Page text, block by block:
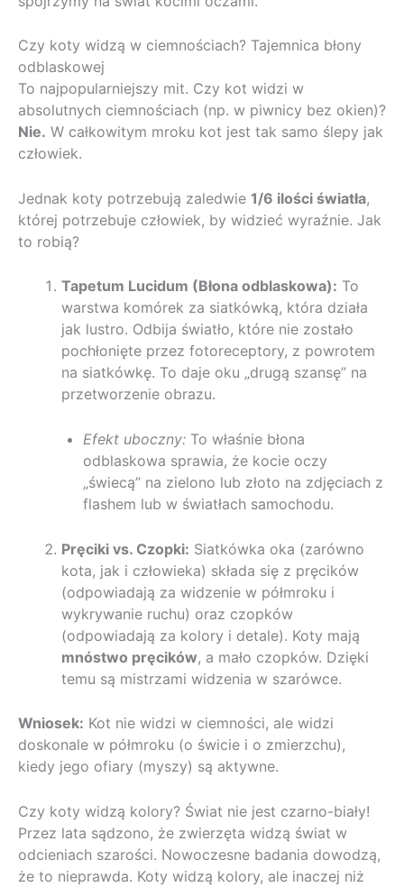
Czy koty widzą w ciemnościach? Tajemnica błony
odblaskowej
To najpopularniejszy mit. Czy kot widzi w
absolutnych ciemnościach (np. w piwnicy bez okien)?
Nie. W całkowitym mroku kot jest tak samo ślepy jak
człowiek.
Jednak koty potrzebują zaledwie 1/6 ilości światła,
której potrzebuje człowiek, by widzieć wyraźnie. Jak
to robią?
Tapetum Lucidum (Błona odblaskowa): To
warstwa komórek za siatkówką, która działa
jak lustro. Odbija światło, które nie zostało
pochłonięte przez fotoreceptory, z powrotem
na siatkówkę. To daje oku „drugą szansę” na
przetworzenie obrazu.
Efekt uboczny: To właśnie błona
odblaskowa sprawia, że kocie oczy
„świecą” na zielono lub złoto na zdjęciach z
flashem lub w światłach samochodu.
Pręciki vs. Czopki: Siatkówka oka (zarówno
kota, jak i człowieka) składa się z pręcików
(odpowiadają za widzenie w półmroku i
wykrywanie ruchu) oraz czopków
(odpowiadają za kolory i detale). Koty mają
mnóstwo pręcików, a mało czopków. Dzięki
temu są mistrzami widzenia w szarówce.
Wniosek: Kot nie widzi w ciemności, ale widzi
doskonale w półmroku (o świcie i o zmierzchu),
kiedy jego ofiary (myszy) są aktywne.
Czy koty widzą kolory? Świat nie jest czarno-biały!
Przez lata sądzono, że zwierzęta widzą świat w
odcieniach szarości. Nowoczesne badania dowodzą,
że to nieprawda. Koty widzą kolory, ale inaczej niż